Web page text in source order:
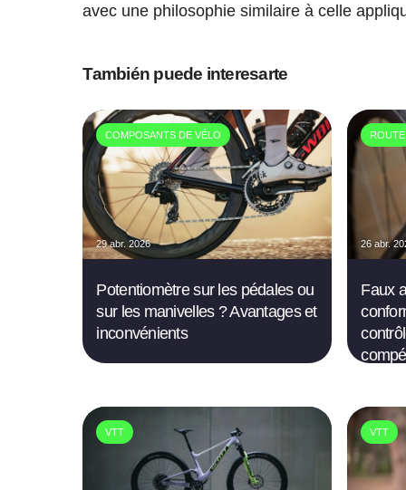
avec une philosophie similaire à celle
También puede interesarte
COMPOSANTS DE VÉLO
29 abr. 2026
Potentiomètre sur les pédales ou
sur les manivelles ? Avantages et
inconvénients
ROUTE
26 abr.
Faux
VTT VTT